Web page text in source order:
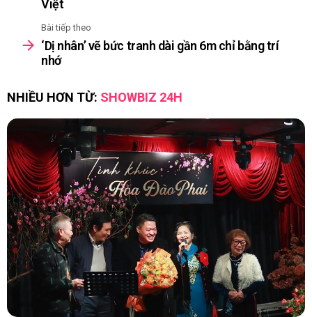
Việt
Bài tiếp theo
‘Dị nhân’ vẽ bức tranh dài gần 6m chỉ bằng trí
nhớ
NHIỀU HƠN TỪ: SHOWBIZ 24H